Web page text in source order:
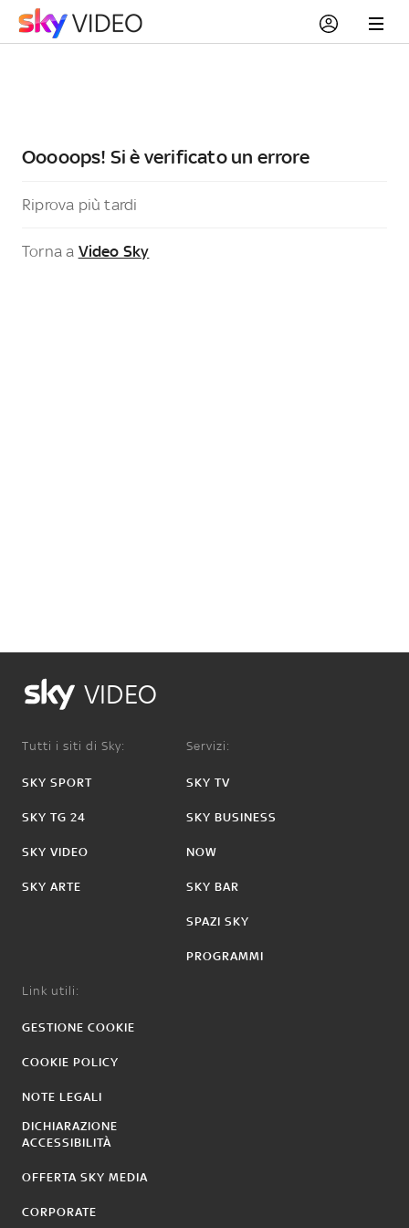
Ooooops! Si è verificato un errore
Riprova più tardi
Torna a Video Sky
VIDEO
Tutti i siti di Sky:
SKY SPORT
SKY TG 24
SKY VIDEO
SKY ARTE
Servizi:
SKY TV
SKY BUSINESS
NOW
SKY BAR
SPAZI SKY
PROGRAMMI
Link utili:
GESTIONE COOKIE
COOKIE POLICY
NOTE LEGALI
DICHIARAZIONE
ACCESSIBILITÀ
OFFERTA SKY MEDIA
CORPORATE